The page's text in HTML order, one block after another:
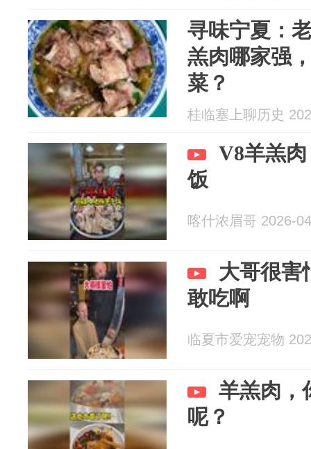
寻味宁夏：
羔肉哪家强
菜？
桂临塞上聊历史
V8羊羔
饭
喀什浓眉哥 2026-
大哥很害
敢吃啊
临夏市爱宠宠物
羊羔肉，
呢？